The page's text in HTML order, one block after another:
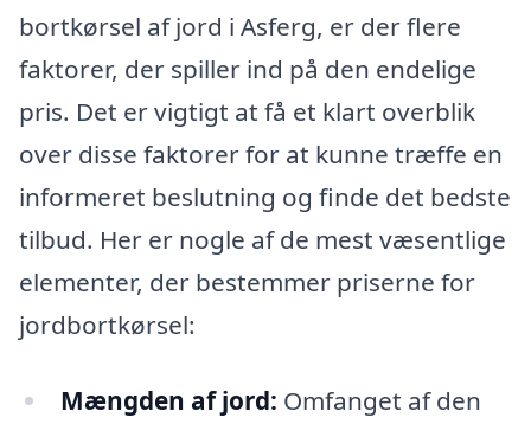
bortkørsel af jord i Asferg, er der flere
faktorer, der spiller ind på den endelige
pris. Det er vigtigt at få et klart overblik
over disse faktorer for at kunne træffe en
informeret beslutning og finde det bedste
tilbud. Her er nogle af de mest væsentlige
elementer, der bestemmer priserne for
jordbortkørsel:
Mængden af jord: Omfanget af den